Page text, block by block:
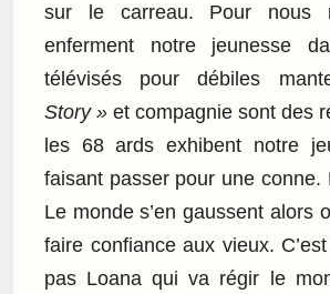
sur le carreau. Pour nous
enferment notre jeunesse
télévisés pour débiles
Story » et compagnie sont des
les 68 ards exhibent notre
faisant passer pour une conne.
Le monde s’en gaussent alors
faire confiance aux vieux.
pas Loana qui va régir le